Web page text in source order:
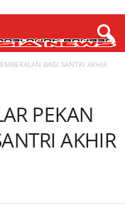
BAGI SANTRI AKHIR
PEKAN
AKHIR